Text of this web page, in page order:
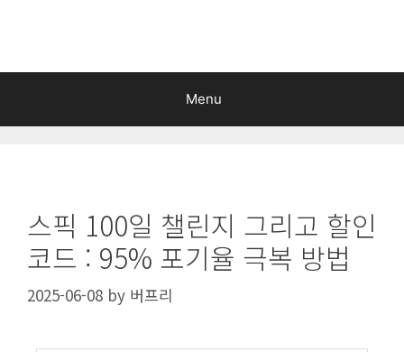
Menu
스픽 100일 챌린지 그리고 할인
코드 : 95% 포기율 극복 방법
2025-06-08 by 버프리